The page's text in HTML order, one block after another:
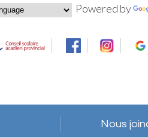
Powered by
Nous